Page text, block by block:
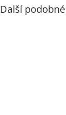
Další